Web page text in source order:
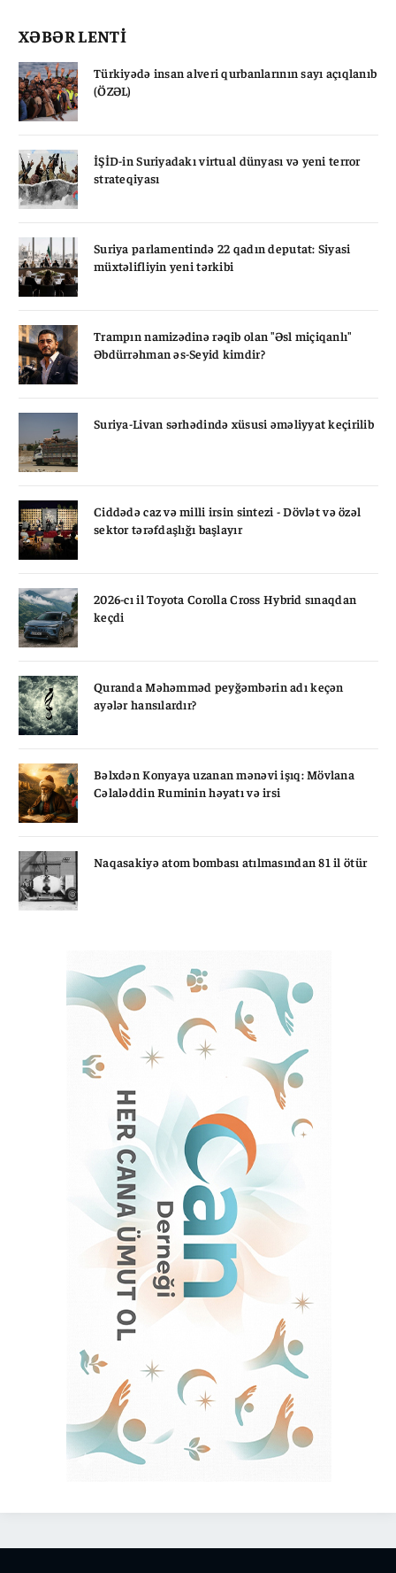
XƏBƏR LENTİ
Türkiyədə insan alveri qurbanlarının sayı açıqlanıb
(ÖZƏL)
İŞİD-in Suriyadakı virtual dünyası və yeni terror
strateqiyası
Suriya parlamentində 22 qadın deputat: Siyasi
müxtəlifliyin yeni tərkibi
Trampın namizədinə rəqib olan "Əsl miçiqanlı"
Əbdürrəhman əs-Seyid kimdir?
Suriya-Livan sərhədində xüsusi əməliyyat keçirilib
Ciddədə caz və milli irsin sintezi - Dövlət və özəl
sektor tərəfdaşlığı başlayır
2026-cı il Toyota Corolla Cross Hybrid sınaqdan
keçdi
Quranda Məhəmməd peyğəmbərin adı keçən
ayələr hansılardır?
Bəlxdən Konyaya uzanan mənəvi işıq: Mövlana
Cəlaləddin Ruminin həyatı və irsi
Naqasakiyə atom bombası atılmasından 81 il ötür